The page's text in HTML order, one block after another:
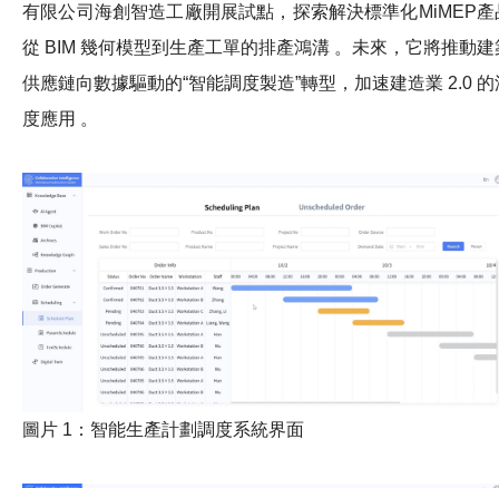
有限公司海創智造工廠開展試點，探索解決標準化MiMEP產
從 BIM 幾何模型到生產工單的排產鴻溝 。未來，它將推動建
供應鏈向數據驅動的“智能調度製造”轉型，加速建造業 2.0 的
度應用 。
圖片 1：智能生產計劃調度系統界面